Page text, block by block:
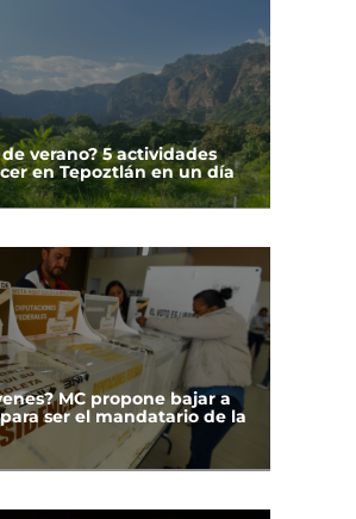
verano? 5 actividades
en Tepoztlán en un día
MC propone bajar a
ser el mandatario de la